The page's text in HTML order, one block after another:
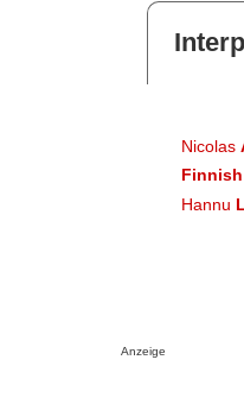
Nicolas
Hannu
Anzeige